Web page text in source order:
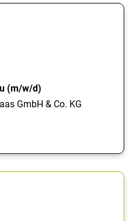
(m/w/d)
GmbH & Co. KG